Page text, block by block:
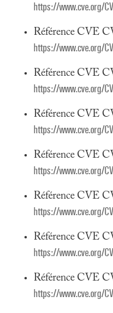
https://www.cve.org/
Référence CVE
https://www.cve.org/
Référence CVE
https://www.cve.org/
Référence CVE
https://www.cve.org/
Référence CVE
https://www.cve.org/
Référence CVE
https://www.cve.org/
Référence CVE
https://www.cve.org/
Référence CVE
https://www.cve.org/